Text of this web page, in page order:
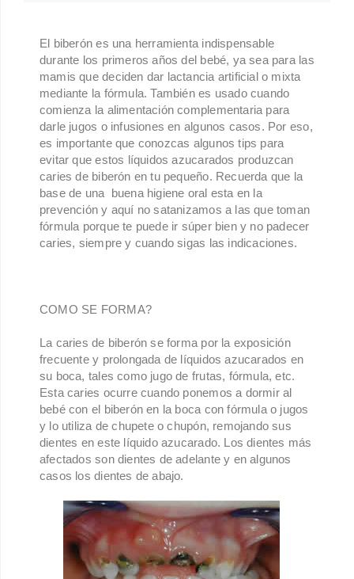
El biberón es una herramienta indispensable
durante los primeros años del bebé, ya sea para las
mamis que deciden dar lactancia artificial o mixta
mediante la fórmula. También es usado cuando
comienza la alimentación complementaria para
darle jugos o infusiones en algunos casos. Por eso,
es importante que conozcas algunos tips para
evitar que estos líquidos azucarados produzcan
caries de biberón en tu pequeño. Recuerda que la
base de una buena higiene oral esta en la
prevención y aquí no satanizamos a las que toman
fórmula porque te puede ir súper bien y no padecer
caries, siempre y cuando sigas las indicaciones.
COMO SE FORMA?
La caries de biberón se forma por la exposición
frecuente y prolongada de líquidos azucarados en
su boca, tales como jugo de frutas, fórmula, etc.
Esta caries ocurre cuando ponemos a dormir al
bebé con el biberón en la boca con fórmula o jugos
y lo utiliza de chupete o chupón, remojando sus
dientes en este líquido azucarado. Los dientes más
afectados son dientes de adelante y en algunos
casos los dientes de abajo.